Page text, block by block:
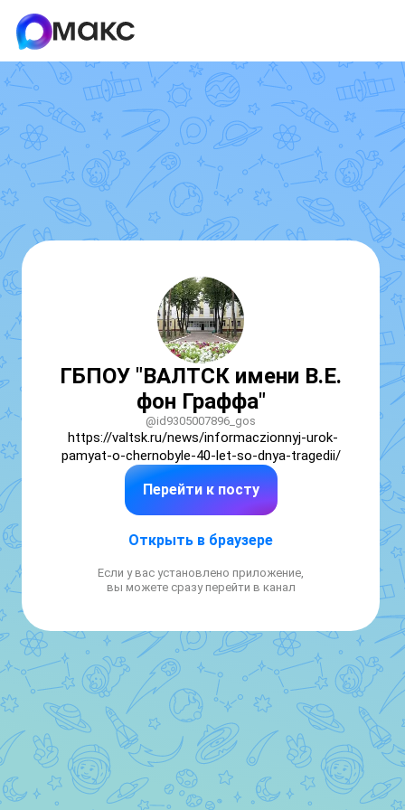
ГБПОУ "ВАЛТСК имени В.Е.
фон Граффа"
@id9305007896_gos
https://valtsk.ru/news/informaczionnyj-urok-
pamyat-o-chernobyle-40-let-so-dnya-tragedii/
Перейти к посту
Открыть в браузере
Если у вас установлено приложение,
вы можете сразу перейти в канал